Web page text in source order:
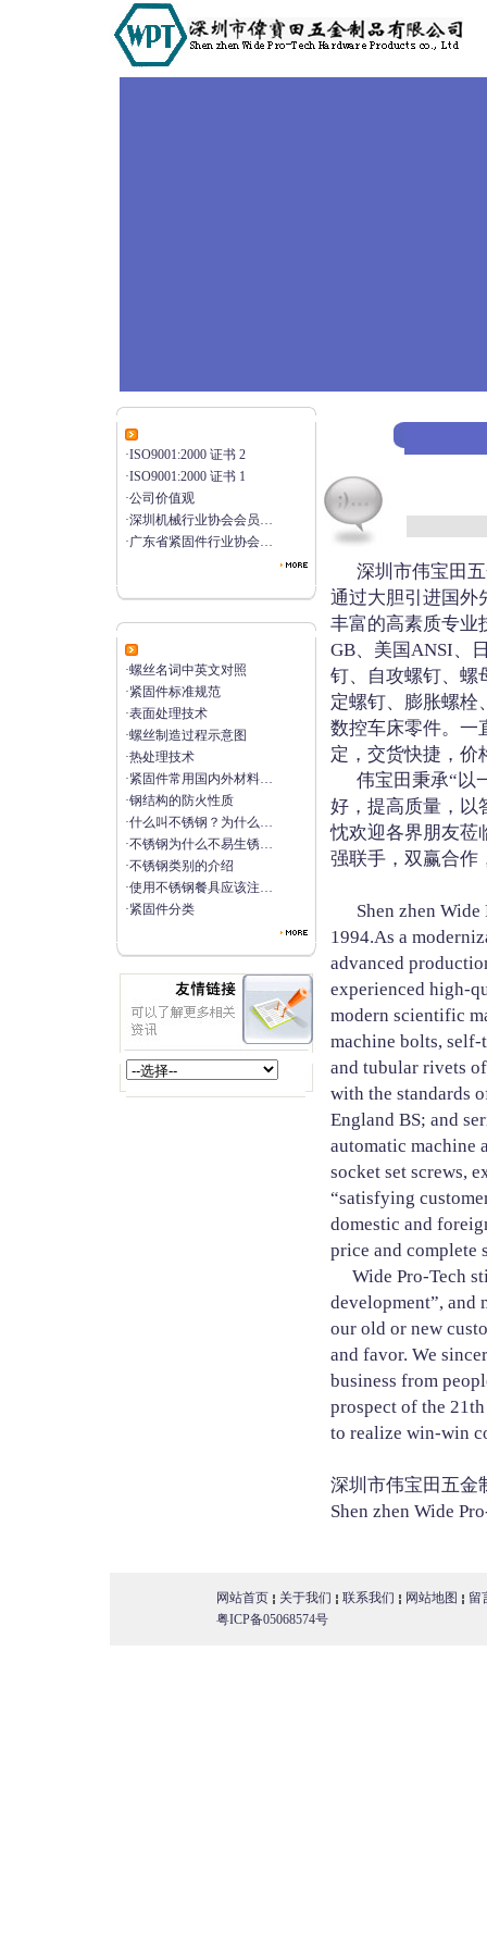
·ISO9001:2000 证书 2
·ISO9001:2000 证书 1
·公司价值观
·深圳机械行业协会会员…
·广东省紧固件行业协会…
·螺丝名词中英文对照
·紧固件标准规范
·表面处理技术
·螺丝制造过程示意图
·热处理技术
·紧固件常用国内外材料…
·钢结构的防火性质
·什么叫不锈钢？为什么…
·不锈钢为什么不易生锈…
·不锈钢类别的介绍
·使用不锈钢餐具应该注…
·紧固件分类
深圳市伟宝田五
通过大胆引进国外
丰富的高素质专业
GB、美国ANSI、
钉、自攻螺钉、螺
定螺钉、膨胀螺栓
数控车床零件。一
定，交货快捷，价
伟宝田秉承“以
好，提高质量，以
忱欢迎各界朋友莅
强联手，双赢合作
Shen zhen Wide
1994.As a
advanced
experienced high-
modern scientific
machine bolts, self-
and tubular rivets
with the standards
England BS; and
automatic machine
socket set screws,
“satisfying
domestic and
price and complete
Wide Pro-Tech
development”, and
our old or new
and favor. We
business from
prospect of the
to realize win-win
深圳市伟宝田五金
Shen zhen Wide
网站首页 关于我们 联系我们 网站地图
留
粤ICP备05068574号